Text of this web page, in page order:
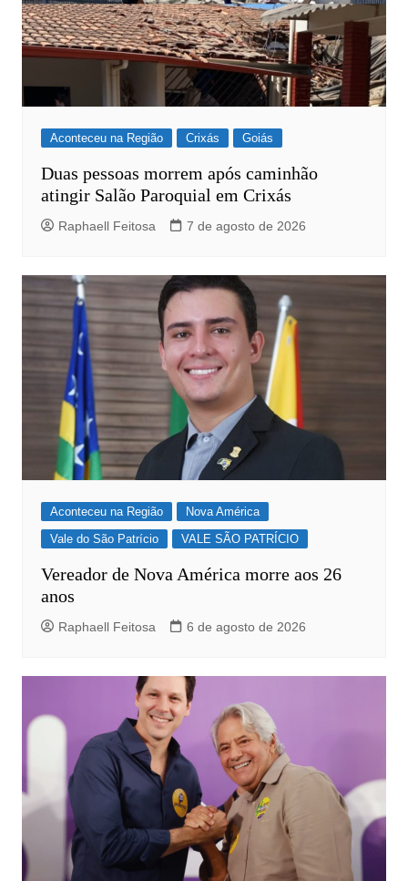
Aconteceu na Região Crixás Goiás
Duas pessoas morrem após caminhão
atingir Salão Paroquial em Crixás
Raphaell Feitosa 7 de agosto de 2026
Aconteceu na Região
Nova América
Vale do São Patrício
VALE SÃO PATRÍCIO
Vereador de Nova América morre aos 26
anos
Raphaell Feitosa 6 de agosto de 2026